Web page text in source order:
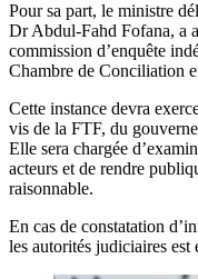
Pour sa part, le ministre
Dr Abdul-Fahd Fofana, a
commission d’enquête
Chambre de Conciliation
Cette instance devra
vis de la FTF, du
Elle sera chargée
acteurs et de rendre
raisonnable.
En cas de constatation
les autorités judiciaires est